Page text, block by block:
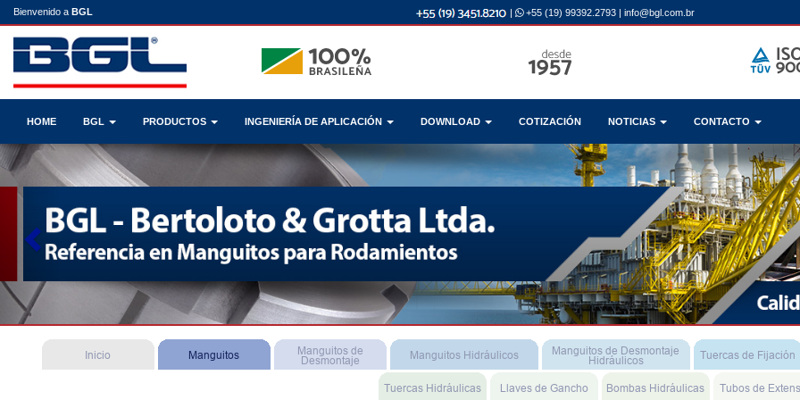
Bienvenido a BGL | +55 (19) 99392.2793 | info@bgl.com.br
HOME BGL PRODUCTOS INGENIERÍA DE APLICACIÓN DOWNLOAD COTIZACIÓN NOTICIAS CONTACTO
Previous